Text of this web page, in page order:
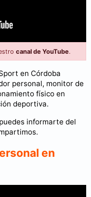
canal de YouTube.
en Córdoba
personal, monitor de
físico en
deportiva.
informarte del
en